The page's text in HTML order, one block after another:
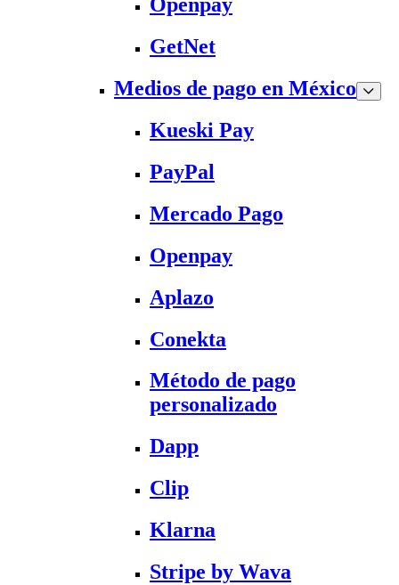
Openpay
GetNet
Medios de pago en México
Kueski Pay
PayPal
Mercado Pago
Openpay
Aplazo
Conekta
Método de pago
personalizado
Dapp
Clip
Klarna
Stripe by Wava